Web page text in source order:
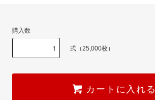
購入数
式（25,000枚）
カートに入れる